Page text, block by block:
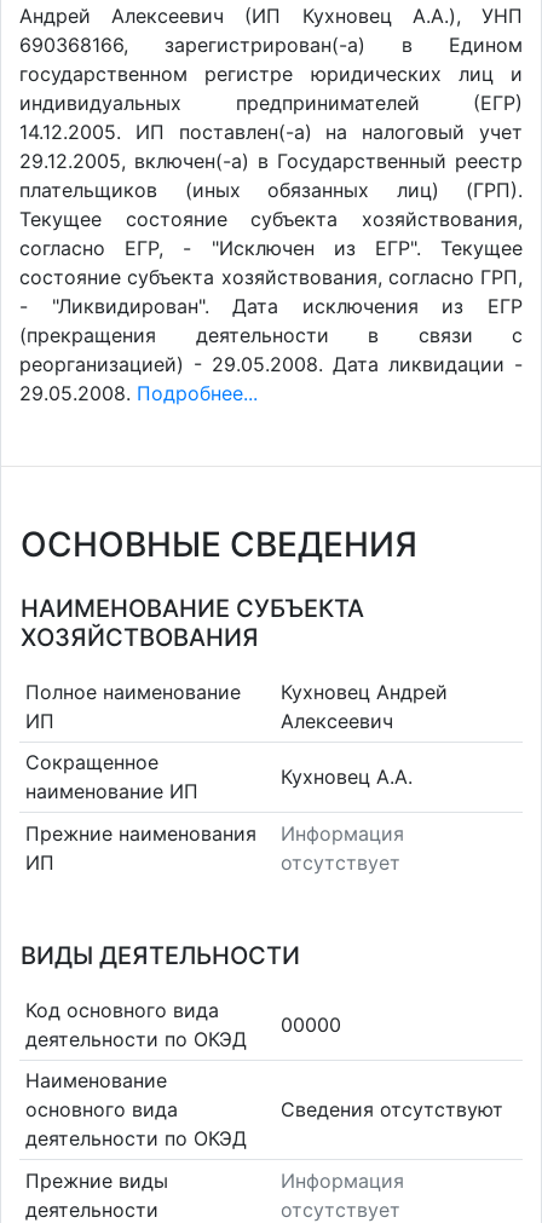
Андрей Алексеевич (ИП Кухновец А.А.), УНП
690368166, зарегистрирован(-а) в Едином
государственном регистре юридических лиц и
индивидуальных предпринимателей (ЕГР)
14.12.2005. ИП поставлен(-a) на налоговый учет
29.12.2005, включен(-a) в Государственный реестр
плательщиков (иных обязанных лиц) (ГРП).
Текущее состояние субъекта хозяйствования,
согласно ЕГР, - "Исключен из ЕГР". Текущее
состояние субъекта хозяйствования, согласно ГРП,
- "Ликвидирован". Дата исключения из ЕГР
(прекращения деятельности в связи с
реорганизацией) - 29.05.2008. Дата ликвидации -
29.05.2008. Подробнее...
ОСНОВНЫЕ СВЕДЕНИЯ
НАИМЕНОВАНИЕ СУБЪЕКТА
ХОЗЯЙСТВОВАНИЯ
Полное наименование
ИП
Кухновец Андрей
Алексеевич
Сокращенное
наименование ИП
Кухновец А.А.
Прежние наименования
ИП
Информация
отсутствует
ВИДЫ ДЕЯТЕЛЬНОСТИ
Код основного вида
деятельности по ОКЭД
00000
Наименование
основного вида
деятельности по ОКЭД
Cведения отсутствуют
Прежние виды
деятельности
Информация
отсутствует